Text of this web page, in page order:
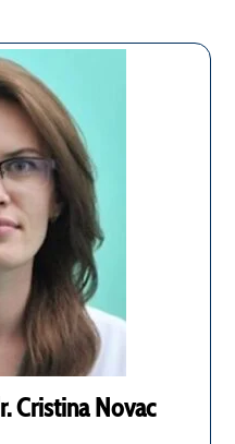
Cristina Novac